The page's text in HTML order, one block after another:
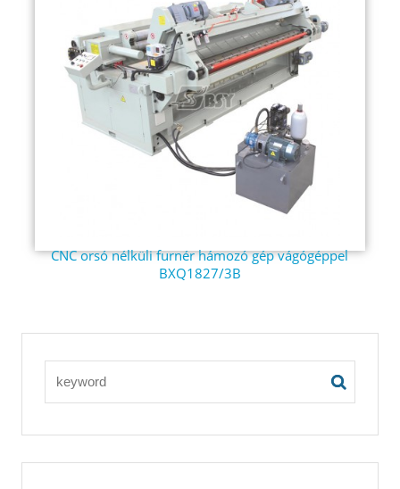
CNC orsó nélküli furnér hámozó gép vágógéppel
BXQ1827/3B